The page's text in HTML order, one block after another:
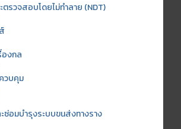
ตรวจสอบโดยไม่ทำลาย (NDT)
องกล
วบคุม
ซ่อมบำรุงระบบขนส่งทางราง